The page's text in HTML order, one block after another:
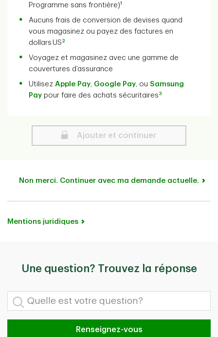
Programme sans frontière)1
Aucuns frais de conversion de devises quand
vous magasinez ou payez des factures en
dollars US 2
Voyagez et magasinez avec une gamme de
couvertures d’assurance
Utilisez Apple Pay Google Pay , ou Samsung
Pay pour faire des achats sécuritaires 3
Ajouter et continuer
Non merci. Continuer avec ma demande actuelle.
Mentions juridiques
Une question? Trouvez la réponse
Quelle est votre question?
Renseignez-vous